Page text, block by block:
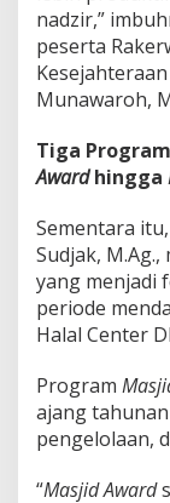
nadzir,”
peserta
Munawaroh,
Tiga
Awardhingga
Sementara
Sudjak,
yang menjadi
periode
Halal Center
Program
ajang
pengelolaan,
“Masjid Award